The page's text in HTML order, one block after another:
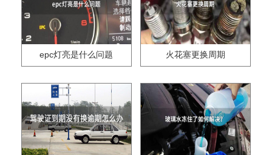
epc灯亮是什么问题 火花塞更换周期